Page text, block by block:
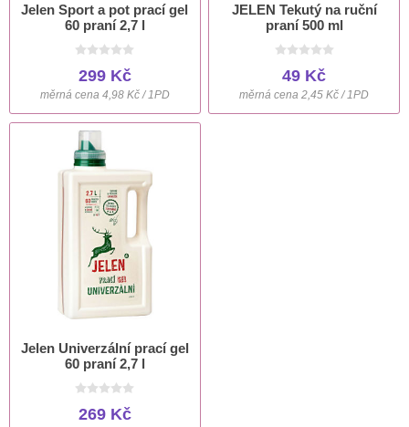
Jelen Sport a pot prací gel
60 praní 2,7 l
299 Kč
měrná cena 4,98 Kč / 1PD
JELEN Tekutý na ruční
praní 500 ml
49 Kč
měrná cena 2,45 Kč / 1PD
Jelen Univerzální prací gel
60 praní 2,7 l
269 Kč